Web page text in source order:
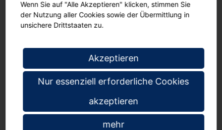
Das könnte Ihnen auch gefallen
Wenn Sie auf "Alle Akzeptieren" klicken, stimmen Sie
der Nutzung aller Cookies sowie der Übermittlung in
unsichere Drittstaaten zu.
Akzeptieren
Nur essenziell erforderliche Cookies
akzeptieren
mehr